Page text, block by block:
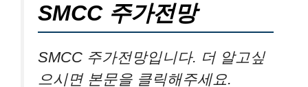
SMCC 주가전망
SMCC 주가전망입니다. 더 알고싶
으시면 본문을 클릭해주세요.